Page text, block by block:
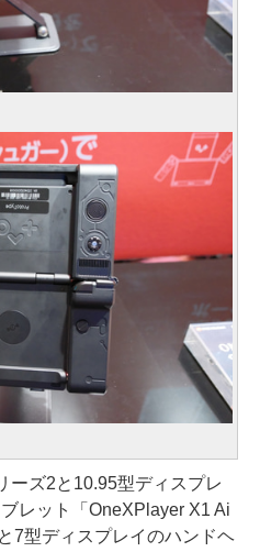
ズ2と10.95型ディスプレ
レット「OneXPlayer X1 Ai
7型ディスプレイのハンドヘ